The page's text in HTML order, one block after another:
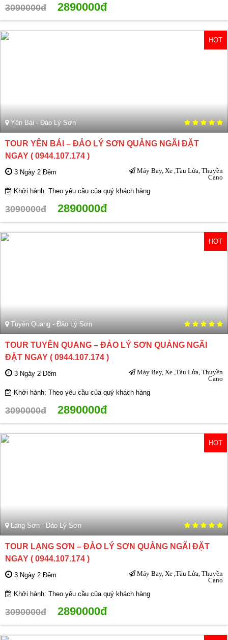
3090000đ 2890000đ
HOT
Yên Bái - Đảo Lý Sơn
TOUR YÊN BÁI – ĐẢO LÝ SƠN QUẢNG NGÃI ĐẶT
NGAY ( 0944.107.174 )
3 Ngày 2 Đêm
Máy Bay, Xe ,Tàu Lửa, Thuyền
Cano
Khởi hành: Theo yêu cầu của quý khách hàng
3090000đ 2890000đ
HOT
Tuyên Quang - Đảo Lý Sơn
TOUR TUYÊN QUANG – ĐẢO LÝ SƠN QUẢNG NGÃI
ĐẶT NGAY ( 0944.107.174 )
3 Ngày 2 Đêm
Máy Bay, Xe ,Tàu Lửa, Thuyền
Cano
Khởi hành: Theo yêu cầu của quý khách hàng
3090000đ 2890000đ
HOT
Lạng Sơn - Đảo Lý Sơn
TOUR LẠNG SƠN – ĐẢO LÝ SƠN QUẢNG NGÃI ĐẶT
NGAY ( 0944.107.174 )
3 Ngày 2 Đêm
Máy Bay, Xe ,Tàu Lửa, Thuyền
Cano
Khởi hành: Theo yêu cầu của quý khách hàng
3090000đ 2890000đ